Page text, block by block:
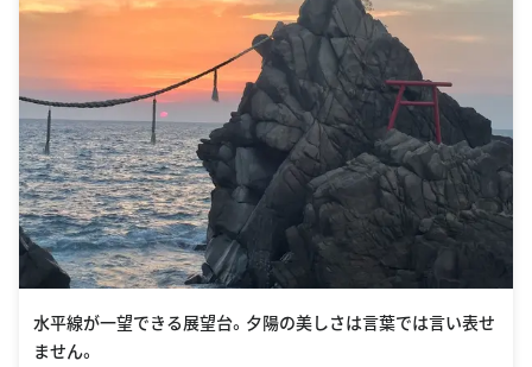
水平線が一望できる展望台。夕陽の美しさは言葉では言い表せ
ません。